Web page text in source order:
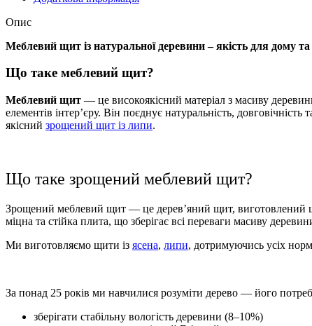
Опис
Меблевий щит із натуральної деревини – якість для дому та
Що таке меблевий щит?
Меблевий щит — це високоякісний матеріал з масиву
елементів інтер’єру. Він поєднує натуральність,
якісний зрощений щит із липи.
Що таке зрощений меблевий щит?
Зрощений меблевий щит — це дерев’яний щит, виготовлений
міцна та стійка плита, що зберігає всі переваги масиву
Ми виготовляємо щити із ясена, липи, дотримуючись усіх
За понад 25 років ми навчилися розуміти дерево — його
зберігати стабільну вологість деревини (8–10%)